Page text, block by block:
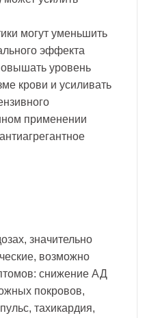
могут уменьшить
эффекта
уровень
крови и усиливать
применении
значительно
возможно
снижение АД
покровов,
тахикардия,